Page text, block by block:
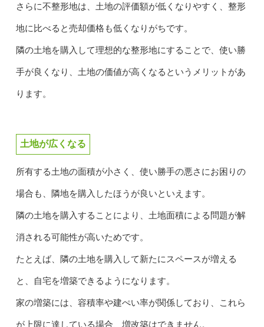
さらに不整形地は、土地の評価額が低くなりやすく、整形
地に比べると売却価格も低くなりがちです。
隣の土地を購入して理想的な整形地にすることで、使い勝
手が良くなり、土地の価値が高くなるというメリットがあ
ります。
土地が広くなる
所有する土地の面積が小さく、使い勝手の悪さにお困りの
場合も、隣地を購入したほうが良いといえます。
隣の土地を購入することにより、土地面積による問題が解
消される可能性が高いためです。
たとえば、隣の土地を購入して新たにスペースが増える
と、自宅を増築できるようになります。
家の増築には、容積率や建ぺい率が関係しており、これら
が上限に達している場合、増改築はできません。